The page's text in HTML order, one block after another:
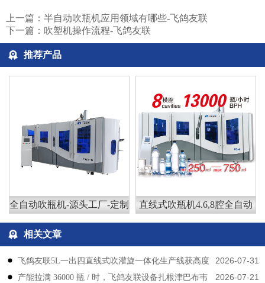
上一篇： 半自动吹瓶机应用领域有哪些-飞鸽友联
下一篇： 吹塑机操作流程-飞鸽友联
推荐产品
全自动吹瓶机-源头工厂-定制 直线式吹瓶机4.6,8腔全自动
相关文章
2026-07-31
飞鸽友联5L一出四直线式吹灌旋一体化生产线获高度
认可
2026-07-21
产能拉满 36000 瓶 / 时，飞鸽友联设备扎根津巴布韦